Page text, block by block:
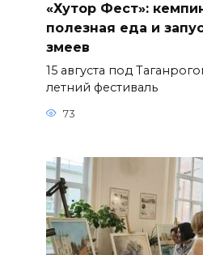
«Хутор Фест»:
полезная еда и
змеев
15 августа под
летний фестиваль
73